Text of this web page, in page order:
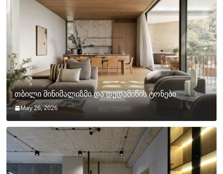
თბილი მინიმალიზმი და დედამიწის ტონები
May 26, 2026